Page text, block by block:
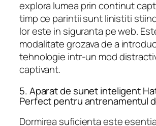
explora lumea prin continut
timp ce parintii sunt linistiti
lor este in siguranta pe web.
modalitate grozava de a
tehnologie intr-un mod
captivant.
5. Aparat de sunet inteligent
Perfect pentru antrenamentul
Dormirea suficienta este